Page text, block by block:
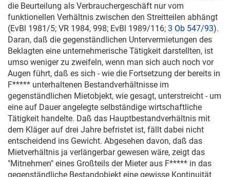
die Beurteilung als Verbrauchergeschäft nur vom
funktionellen Verhältnis zwischen den Streitteilen abhängt
(EvBl 1981/5; VR 1984, 998; EvBl 1989/116; 3 Ob 547/93).
Daran, daß die gegenständlichen Untervermietungen des
Beklagten eine unternehmerische Tätigkeit darstellten, ist
umso weniger zu zweifeln, wenn man sich auch noch vor
Augen führt, daß es sich - wie die Fortsetzung der bereits in
F***** unterhaltenen Bestandverhältnisse im
gegenständlichen Mietobjekt, wie gesagt, unterstreicht - um
eine auf Dauer angelegte selbständige wirtschaftliche
Tätigkeit handelte. Daß das Hauptbestandverhältnis mit
dem Kläger auf drei Jahre befristet ist, fällt dabei nicht
entscheidend ins Gewicht. Abgesehen davon, daß das
Mietverhältnis ja verlängerbar gewesen wäre, zeigt das
"Mitnehmen" eines Großteils der Mieter aus F***** in das
gegenständliche Bestandobjekt eine gewisse Kontinuität